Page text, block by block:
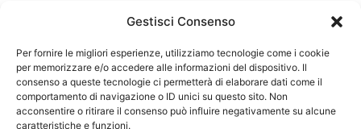
Gestisci Consenso
Per fornire le migliori esperienze, utilizziamo tecnologie come i cookie
per memorizzare e/o accedere alle informazioni del dispositivo. Il
consenso a queste tecnologie ci permetterà di elaborare dati come il
comportamento di navigazione o ID unici su questo sito. Non
acconsentire o ritirare il consenso può influire negativamente su alcune
caratteristiche e funzioni.
Federazione Nazionale Degli Ordini dei Biologi:
codice fiscale 80069130583
Responsabile sito internet www.fnob.it: Vincenzo